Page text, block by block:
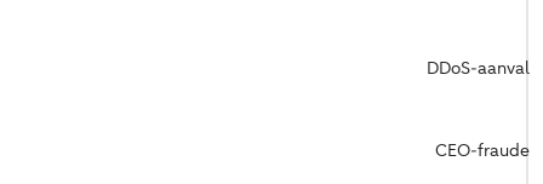
DDoS-aanval
CEO-fraude